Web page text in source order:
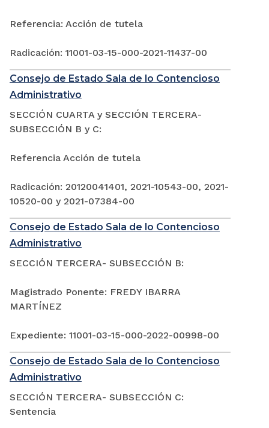
Referencia: Acción de tutela
Radicación: 11001-03-15-000-2021-11437-00
Consejo de Estado Sala de lo Contencioso
Administrativo
SECCIÓN CUARTA y SECCIÓN TERCERA-
SUBSECCIÓN B y C:
Referencia Acción de tutela
Radicación: 20120041401, 2021-10543-00, 2021-
10520-00 y 2021-07384-00
Consejo de Estado Sala de lo Contencioso
Administrativo
SECCIÓN TERCERA- SUBSECCIÓN B:
Magistrado Ponente: FREDY IBARRA
MARTÍNEZ
Expediente: 11001-03-15-000-2022-00998-00
Consejo de Estado Sala de lo Contencioso
Administrativo
SECCIÓN TERCERA- SUBSECCIÓN C:
Sentencia